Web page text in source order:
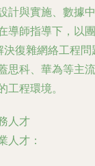
計與實施、數據中
導師指導下，以團
決復雜網絡工程問
思科、華為等主流
程環境。
人才
人才：